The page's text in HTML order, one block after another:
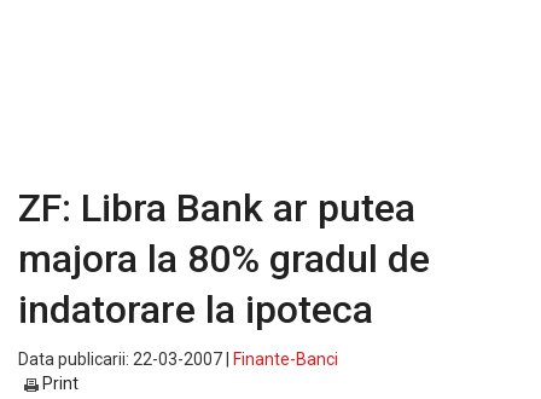
ZF: Libra Bank ar putea
majora la 80% gradul de
indatorare la ipoteca
Data publicarii: 22-03-2007 |
Finante-Banci
Print